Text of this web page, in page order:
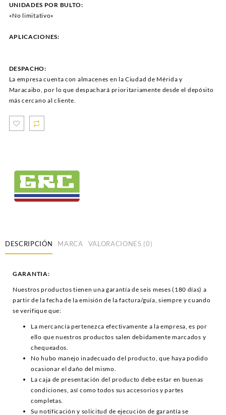
UNIDADES POR BULTO:
«No limitativo»
APLICACIONES:
DESPACHO:
La empresa cuenta con almacenes en la Ciudad de Mérida y
Maracaibo, por lo que despachará prioritariamente desde el depósito
más cercano al cliente.
DESCRIPCIÓN MARCA VALORACIONES (0)
GARANTIA:
Nuestros productos tienen una garantía de seis meses (180 días) a
partir de la fecha de la emisión de la factura/guía, siempre y cuando
se verifique que:
La mercancía pertenezca efectivamente a la empresa, es por
ello que nuestros productos salen debidamente marcados y
chequeados.
No hubo manejo inadecuado del producto, que haya podido
ocasionar el daño del mismo.
La caja de presentación del producto debe estar en buenas
condiciones, así como todos sus accesorios y partes
completas.
Su notificación y solicitud de ejecución de garantía se